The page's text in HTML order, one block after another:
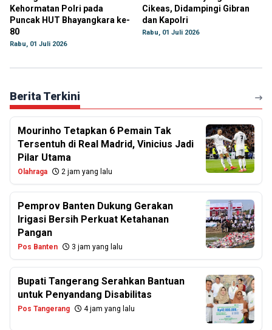
Kehormatan Polri pada
Puncak HUT Bhayangkara ke-
80
Rabu, 01 Juli 2026
Cikeas, Didampingi Gibran
dan Kapolri
Rabu, 01 Juli 2026
Berita Terkini
Mourinho Tetapkan 6 Pemain Tak
Tersentuh di Real Madrid, Vinicius Jadi
Pilar Utama
Olahraga 2 jam yang lalu
Pemprov Banten Dukung Gerakan
Irigasi Bersih Perkuat Ketahanan
Pangan
Pos Banten 3 jam yang lalu
Bupati Tangerang Serahkan Bantuan
untuk Penyandang Disabilitas
Pos Tangerang 4 jam yang lalu